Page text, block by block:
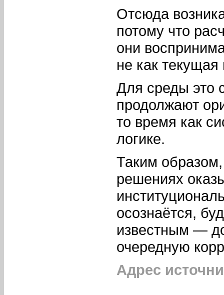
Отсюда
потому что
они
не как
Для среды это
продолжают
то время как
логике.
Таким
решениях
осознаётся,
известным —
очередную
Адрес